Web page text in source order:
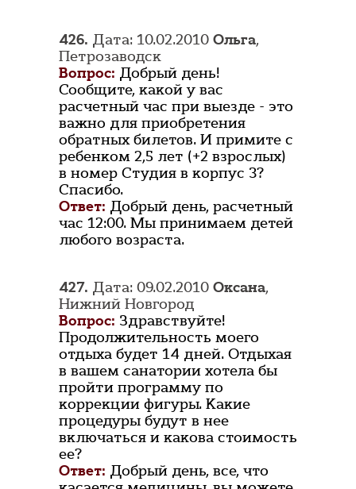
426. Дата: 10.02.2010 Ольга,
Петрозаводск
Вопрос: Добрый день!
Сообщите, какой у вас
расчетный час при выезде - это
важно для приобретения
обратных билетов. И примите с
ребенком 2,5 лет (+2 взрослых)
в номер Студия в корпус 3?
Спасибо.
Ответ: Добрый день, расчетный
час 12:00. Мы принимаем детей
любого возраста.
427. Дата: 09.02.2010 Оксана,
Нижний Новгород
Вопрос: Здравствуйте!
Продолжительность моего
отдыха будет 14 дней. Отдыхая
в вашем санатории хотела бы
пройти программу по
коррекции фигуры. Какие
процедуры будут в нее
включаться и какова стоимость
ее?
Ответ: Добрый день, все, что